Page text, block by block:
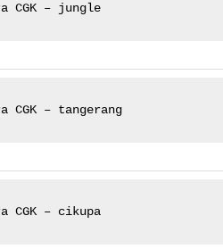
CGK – jungle
CGK – tangerang
CGK – cikupa